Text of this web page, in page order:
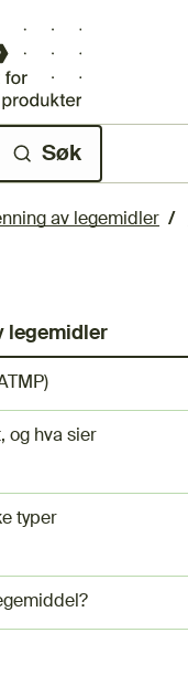
Søk
av legemidler
legemidler
og hva sier
typer